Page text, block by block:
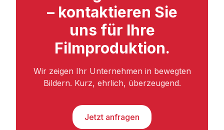
– kontaktieren Sie
uns für Ihre
Filmproduktion.
Wir zeigen Ihr Unternehmen in bewegten
Bildern. Kurz, ehrlich, überzeugend.
Jetzt anfragen